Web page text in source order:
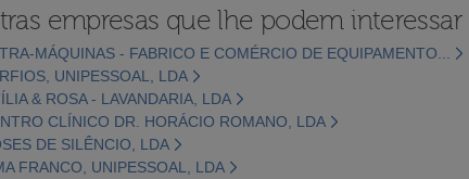
empresas que lhe podem interessar
MÁQUINAS - FABRICO E COMÉRCIO DE EQUIPAMENTO...
UNIPESSOAL, LDA
& ROSA - LAVANDARIA, LDA
CLÍNICO DR. HORÁCIO ROMANO, LDA
DE SILÊNCIO, LDA
FRANCO, UNIPESSOAL, LDA